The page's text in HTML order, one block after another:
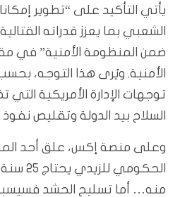
يأتي التأكيد على “تطوير
الشعبي بما يعزز قدراته
ضمن المنظومة الأمنية” في
الأمنية. ويُرى هذا التوجه،
توجهات الإدارة الأمريكية
السلاح بيد الدولة وتقليص نفوذ
وعلى منصة إكس، علق أحد
الحكومي
منه… أما تسليح الحشد